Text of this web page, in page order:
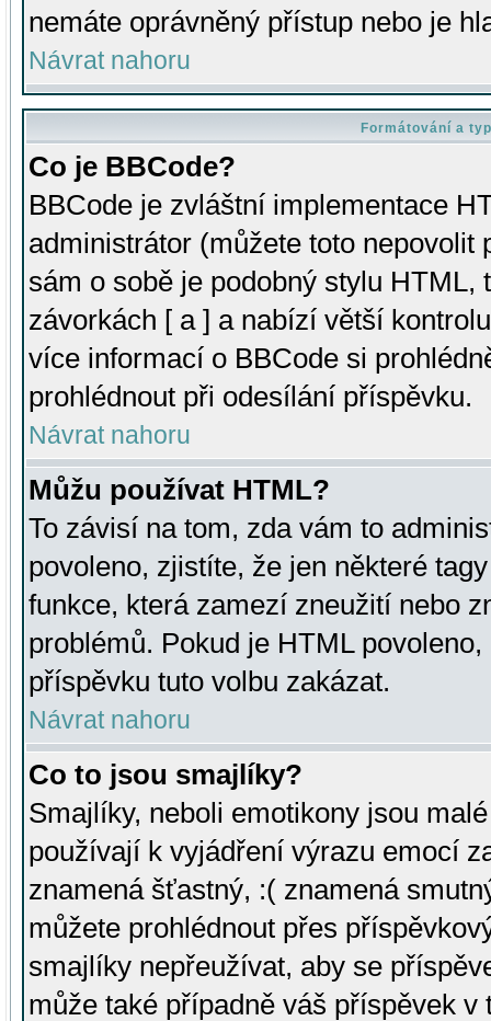
nemáte oprávněný přístup nebo je
Návrat nahoru
Formátování a
Co je BBCode?
BBCode je zvláštní implementace
administrátor (můžete toto
sám o sobě je podobný stylu HTML,
závorkách [ a ] a nabízí větší
více informací o BBCode si
prohlédnout při odesílání příspěvku.
Návrat nahoru
Můžu používat HTML?
To závisí na tom, zda vám to
povoleno, zjistíte, že jen některé
funkce, která zamezí zneužití nebo
problémů. Pokud je HTML
příspěvku tuto volbu zakázat.
Návrat nahoru
Co to jsou smajlíky?
Smajlíky, neboli emotikony jsou
používají k vyjádření výrazu emocí
znamená šťastný, :( znamená
můžete prohlédnout přes
smajlíky nepřeužívat, aby se
může také případně váš příspěvek v